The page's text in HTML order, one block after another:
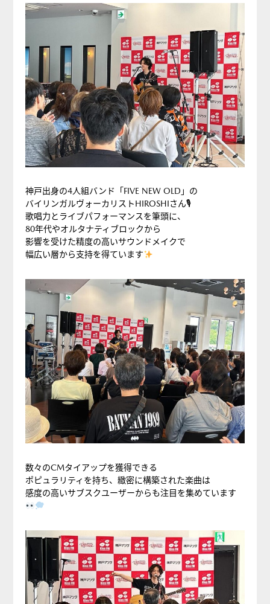
神戸出身の4人組バンド「FIVE NEW OLD」の
バイリンガルヴォーカリストHIROSHIさん🎙
歌唱力とライブパフォーマンスを筆頭に、
80年代やオルタナティブロックから
影響を受けた精度の高いサウンドメイクで
幅広い層から支持を得ています
数々のCMタイアップを獲得できる
ポピュラリティを持ち、緻密に構築された楽曲は
感度の高いサブスクユーザーからも注目を集めています